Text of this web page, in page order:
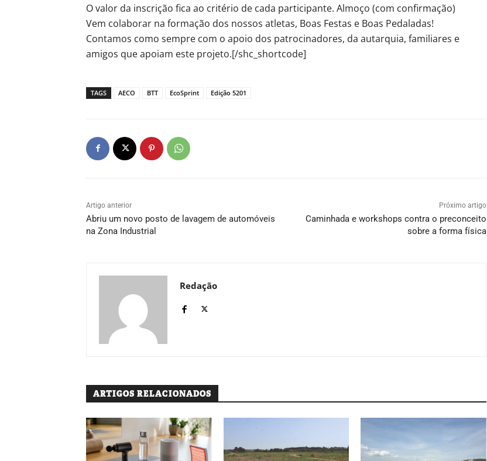
O valor da inscrição fica ao critério de cada participante. Almoço (com confirmação)
Vem colaborar na formação dos nossos atletas, Boas Festas e Boas Pedaladas!
Contamos como sempre com o apoio dos patrocinadores, da autarquia, familiares e
amigos que apoiam este projeto.[/shc_shortcode]
TAGS AECO BTT EcoSprint Edição 5201
Artigo anterior
Abriu um novo posto de lavagem de automóveis
na Zona Industrial
Próximo artigo
Caminhada e workshops contra o preconceito
sobre a forma física
Redação
ARTIGOS RELACIONADOS